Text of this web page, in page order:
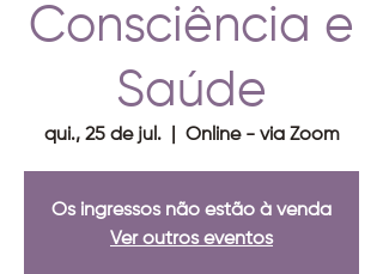
Consciência e
Saúde
qui., 25 de jul.
  |
Online - via Zoom
Os ingressos não estão à venda
Ver outros eventos